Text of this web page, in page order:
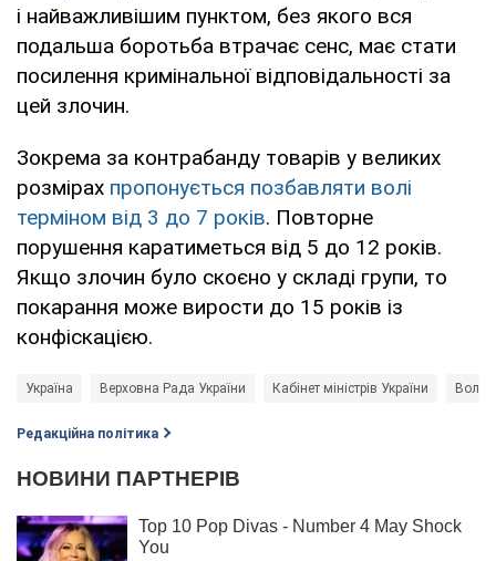
і найважливішим пунктом, без якого вся
подальша боротьба втрачає сенс, має стати
посилення кримінальної відповідальності за
цей злочин.
Зокрема за контрабанду товарів у великих
розмірах пропонується позбавляти волі
терміном від 3 до 7 років. Повторне
порушення каратиметься від 5 до 12 років.
Якщо злочин було скоєно у складі групи, то
покарання може вирости до 15 років із
конфіскацією.
Україна Верховна Рада України Кабінет міністрів України
Редакційна політика